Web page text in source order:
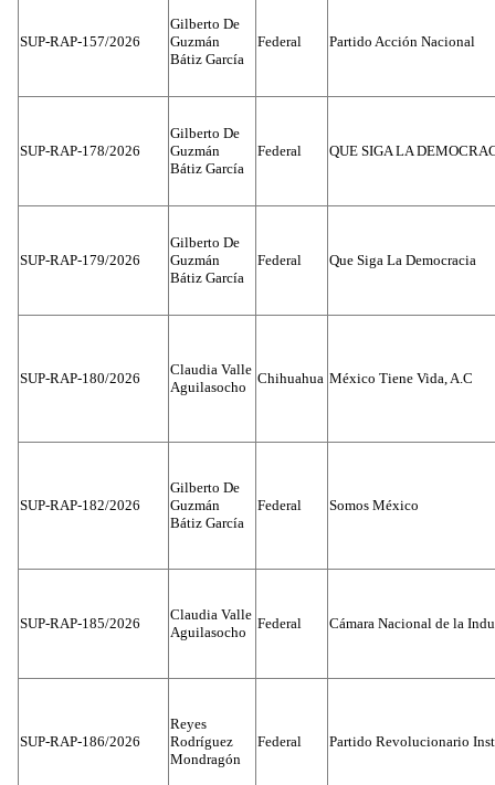
SUP-RAP-157/2026
Gilberto De
Guzmán
Bátiz García
Federal Partido Acción Nacional
SUP-RAP-178/2026
Gilberto De
Guzmán
Bátiz García
Federal QUE SIGA LA
SUP-RAP-179/2026
Gilberto De
Guzmán
Bátiz García
Federal Que Siga La Democracia
SUP-RAP-180/2026
Claudia Valle
Aguilasocho
Chihuahua México Tiene Vida, A.C
SUP-RAP-182/2026
Gilberto De
Guzmán
Bátiz García
Federal Somos México
SUP-RAP-185/2026
Claudia Valle
Aguilasocho
Federal Cámara Nacional de la
SUP-RAP-186/2026
Reyes
Rodríguez
Mondragón
Federal Partido Revolucionario